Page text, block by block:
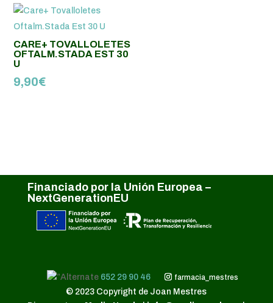
CARE+ TOVALLOLETES
OFTALM.STADA EST 30
U
9,90€
Financiado por la Unión Europea –
NextGenerationEU
652 29 90 46 farmacia_mestres
© 2023 Copyright de Joan Mestres